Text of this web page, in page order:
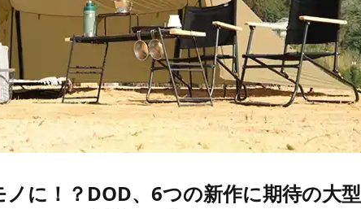
に！？DOD、6つの新作に期待の大型